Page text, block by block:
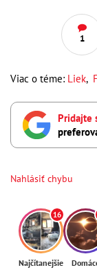
1
Viac o téme: Liek,
Pridajte
Nahlásiť chybu
16
Najčítanejšie